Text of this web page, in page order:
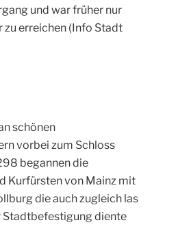
und war früher nur
zu erreichen (Info Stadt
schönen
vorbei zum Schloss
begannen die
Kurfürsten von Mainz mit
die auch zugleich las
Stadtbefestigung diente